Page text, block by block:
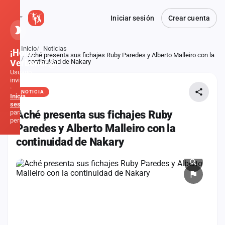
Iniciar sesión Crear cuenta
Atrás
Inicio
Noticias
Aché presenta sus fichajes Ruby Paredes y Alberto Malleiro con la
continuidad de Nakary
NOTICIA
Aché presenta sus fichajes Ruby
Paredes y Alberto Malleiro con la
continuidad de Nakary
¡Hola,
Verbener@!
Usuario
invitado
·
Inicia
sesión
para
personalizar
Noticias